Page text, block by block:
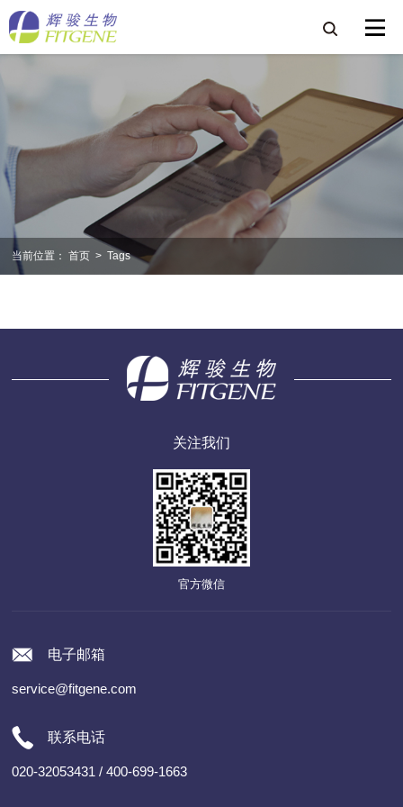
当前位置： 首页 > Tags
关注我们
官方微信
电子邮箱
service@fitgene.com
联系电话
020-32053431 / 400-699-1663